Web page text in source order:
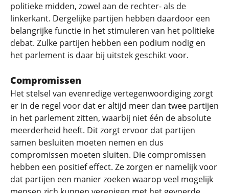
politieke midden, zowel aan de rechter- als de
linkerkant. Dergelijke partijen hebben daardoor een
belangrijke functie in het stimuleren van het politieke
debat. Zulke partijen hebben een podium nodig en
het parlement is daar bij uitstek geschikt voor.
Compromissen
Het stelsel van evenredige vertegenwoordiging zorgt
er in de regel voor dat er altijd meer dan twee partijen
in het parlement zitten, waarbij niet één de absolute
meerderheid heeft. Dit zorgt ervoor dat partijen
samen besluiten moeten nemen en dus
compromissen moeten sluiten. Die compromissen
hebben een positief effect. Ze zorgen er namelijk voor
dat partijen een manier zoeken waarop veel mogelijk